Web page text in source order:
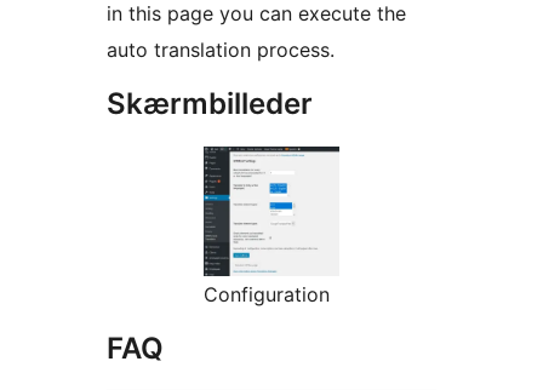
in this page you can execute the
auto translation process.
Skærmbilleder
Configuration
FAQ